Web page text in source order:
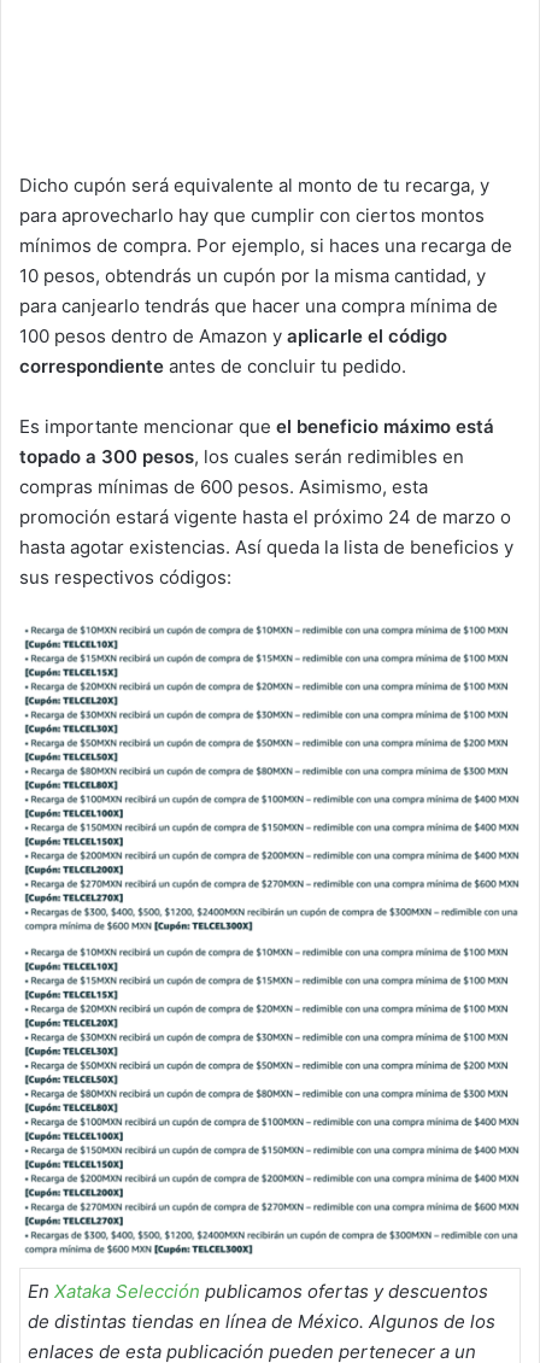
Dicho cupón será equivalente al monto de tu recarga, y
para aprovecharlo hay que cumplir con ciertos montos
mínimos de compra. Por ejemplo, si haces una recarga de
10 pesos, obtendrás un cupón por la misma cantidad, y
para canjearlo tendrás que hacer una compra mínima de
100 pesos dentro de Amazon y aplicarle el código
correspondiente antes de concluir tu pedido.
Es importante mencionar que el beneficio máximo está
topado a 300 pesos, los cuales serán redimibles en
compras mínimas de 600 pesos. Asimismo, esta
promoción estará vigente hasta el próximo 24 de marzo o
hasta agotar existencias. Así queda la lista de beneficios y
sus respectivos códigos:
En Xataka Selección publicamos ofertas y descuentos
de distintas tiendas en línea de México. Algunos de los
enlaces de esta publicación pueden pertenecer a un